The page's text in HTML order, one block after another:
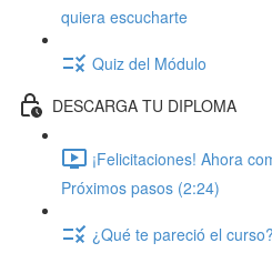
quiera escucharte
Quiz del Módulo
DESCARGA TU DIPLOMA
¡Felicitaciones! Ahora
Próximos pasos (2:24)
¿Qué te pareció el curso?